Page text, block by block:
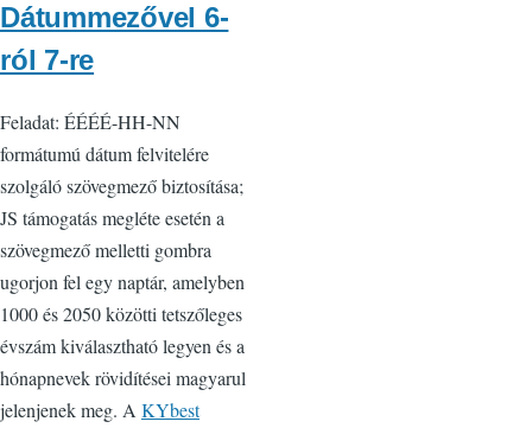
Dátummezővel 6-
ról 7-re
Feladat: ÉÉÉÉ-HH-NN
formátumú dátum felvitelére
szolgáló szövegmező biztosítása;
JS támogatás megléte esetén a
szövegmező melletti gombra
ugorjon fel egy naptár, amelyben
1000 és 2050 közötti tetszőleges
évszám kiválasztható legyen és a
hónapnevek rövidítései magyarul
jelenjenek meg. A KYbest